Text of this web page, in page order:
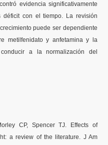
evidencia significativamente
con el tiempo. La revisión
puede ser dependiente
metilfenidato y anfetamina y la
a la normalización del
CP, Spencer TJ. Effects of
a review of the literature. J Am